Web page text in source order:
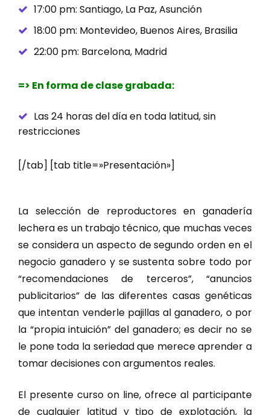
17:00 pm: Santiago, La Paz, Asunción
18:00 pm: Montevideo, Buenos Aires, Brasilia
22:00 pm: Barcelona, Madrid
=> En forma de clase grabada:
Las 24 horas del día en toda latitud, sin
restricciones
[/tab] [tab title=»Presentación»]
La selección de reproductores en ganadería
lechera es un trabajo técnico, que muchas veces
se considera un aspecto de segundo orden en el
negocio ganadero y se sustenta sobre todo por
“recomendaciones de terceros”, “anuncios
publicitarios” de las diferentes casas genéticas
que intentan venderle pajillas al ganadero, o por
la “propia intuición” del ganadero; es decir no se
le pone toda la seriedad que merece aprender a
tomar decisiones con argumentos reales.
El presente curso on line, ofrece al participante
de cualquier latitud y tipo de explotación, la